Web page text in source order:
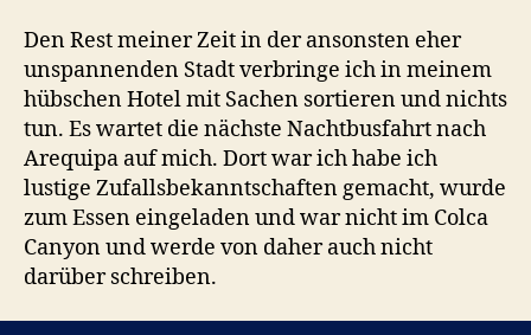
Den Rest meiner Zeit in der ansonsten eher
unspannenden Stadt verbringe ich in meinem
hübschen Hotel mit Sachen sortieren und nichts
tun. Es wartet die nächste Nachtbusfahrt nach
Arequipa auf mich. Dort war ich habe ich
lustige Zufallsbekanntschaften gemacht, wurde
zum Essen eingeladen und war nicht im Colca
Canyon und werde von daher auch nicht
darüber schreiben.